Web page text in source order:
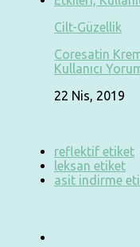
Cilt-Güzellik
Coresatin
Kullanıcı
22 Nis, 2019
reflektif etiket
leksan etiket
asit indirme